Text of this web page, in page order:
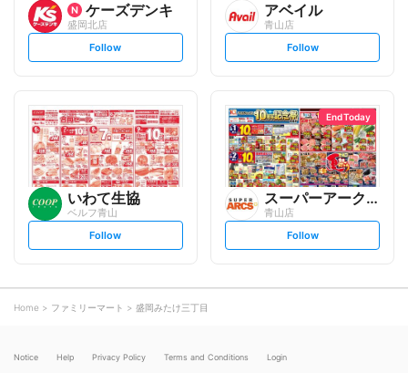
ケーズデンキ
盛岡北店
s
l
o
w
Follow
アベイル
青山店
s
l
o
w
Follow
いわて生協
ベルフ青山
s
l
o
Follow
End Today
スーパーアークス
青山店
s
l
Follow
Home ファミリーマート 盛岡みたけ三丁目
Notice Help Privacy Policy Terms and Conditions Login